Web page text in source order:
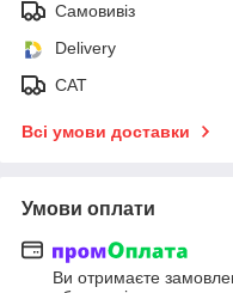
Самовивіз
Delivery
САТ
Всі умови доставки
Умови оплати
Ви отримаєте